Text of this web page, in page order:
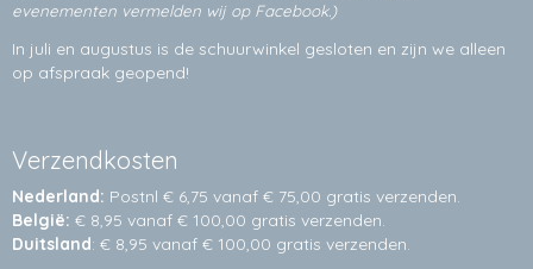
evenementen vermelden wij op Facebook.)
In juli en augustus is de schuurwinkel gesloten en zijn we alleen
op afspraak geopend!
Verzendkosten
Nederland: Postnl € 6,75 vanaf € 75,00 gratis verzenden.
België: € 8,95 vanaf € 100,00 gratis verzenden.
Duitsland: € 8,95 vanaf € 100,00 gratis verzenden.